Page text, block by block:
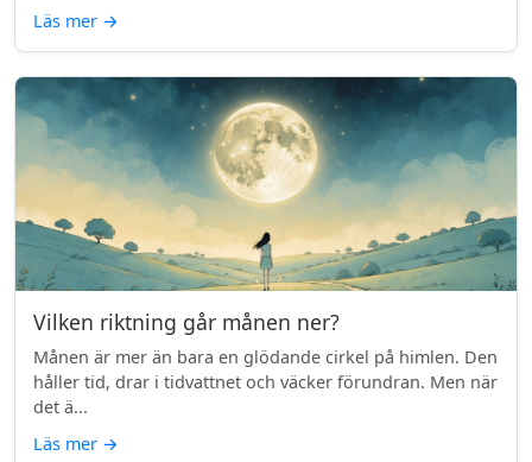
Läs mer →
Vilken riktning går månen ner?
Månen är mer än bara en glödande cirkel på himlen. Den
håller tid, drar i tidvattnet och väcker förundran. Men när
det ä...
Läs mer →